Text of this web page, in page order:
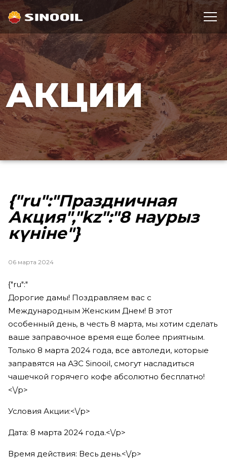
АКЦИИ
{"ru":"Праздничная
Акция","kz":"8 наурыз
күніне"}
06 марта 2024
{"ru":"
Дорогие дамы! Поздравляем вас с
Международным Женским Днем! В этот
особенный день, в честь 8 марта, мы хотим сделать
ваше заправочное время еще более приятным.
Только 8 марта 2024 года, все автоледи, которые
заправятся на АЗС Sinooil, смогут насладиться
чашечкой горячего кофе абсолютно бесплатно!
<\/p>
Условия Акции:<\/p>
Дата: 8 марта 2024 года.<\/p>
Время действия: Весь день.<\/p>